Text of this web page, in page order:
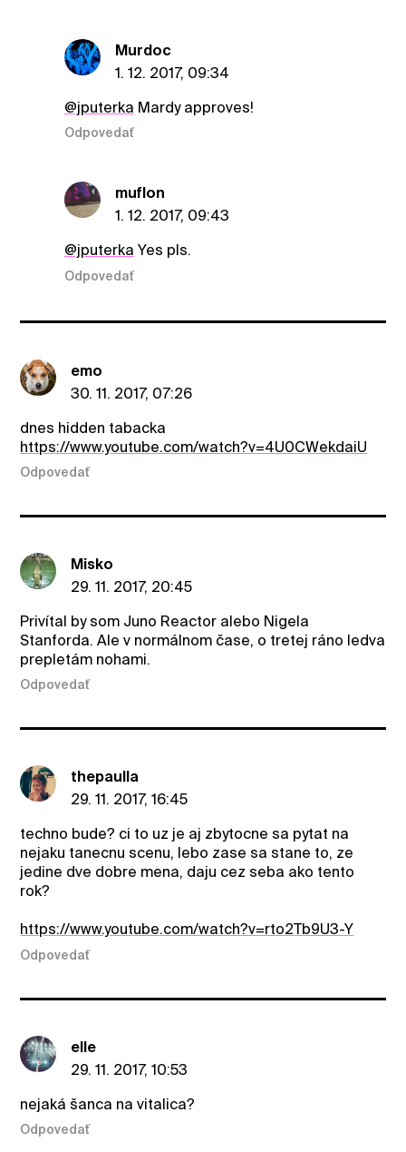
Murdoc
1. 12. 2017, 09:34
@jputerka Mardy approves!
Odpovedať
muflon
1. 12. 2017, 09:43
@jputerka Yes pls.
Odpovedať
emo
30. 11. 2017, 07:26
dnes hidden tabacka
https://www.youtube.com/watch?v=4U0CWekdaiU
Odpovedať
Misko
29. 11. 2017, 20:45
Privítal by som Juno Reactor alebo Nigela
Stanforda. Ale v normálnom čase, o tretej ráno ledva
prepletám nohami.
Odpovedať
thepaulla
29. 11. 2017, 16:45
techno bude? ci to uz je aj zbytocne sa pytat na
nejaku tanecnu scenu, lebo zase sa stane to, ze
jedine dve dobre mena, daju cez seba ako tento
rok?
https://www.youtube.com/watch?v=rto2Tb9U3-Y
Odpovedať
elle
29. 11. 2017, 10:53
nejaká šanca na vitalica?
Odpovedať